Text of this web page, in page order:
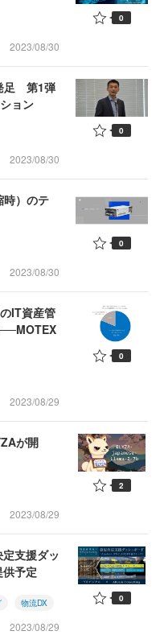
2023/08/30
0
足 第1弾
ョン
2023/08/30
0
時）のテ
2023/08/30
0
IT資産管
2023/08/29
0
が開
2023/08/29
2
支援ダッ
予定
物流DX
2023/08/29
0